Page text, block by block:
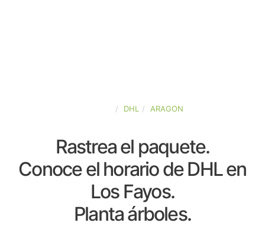
DHL ARAGON
Rastrea el paquete.
Conoce el horario de DHL en
Los Fayos.
Planta árboles.